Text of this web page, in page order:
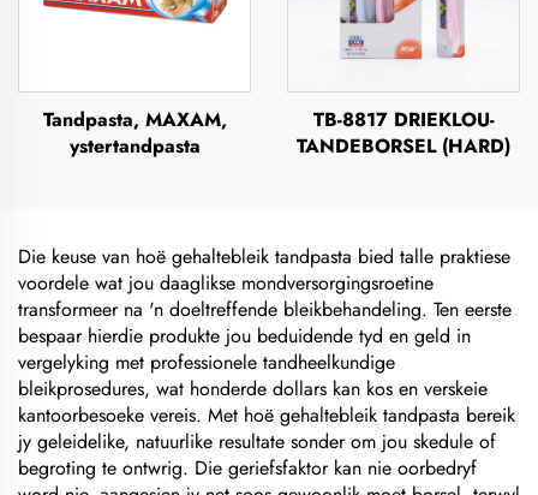
Tandpasta, MAXAM,
ystertandpasta
TB-8817 DRIEKLOU-
TANDEBORSEL (HARD)
Die keuse van hoë gehaltebleik tandpasta bied talle praktiese
voordele wat jou daaglikse mondversorgingsroetine
transformeer na 'n doeltreffende bleikbehandeling. Ten eerste
bespaar hierdie produkte jou beduidende tyd en geld in
vergelyking met professionele tandheelkundige
bleikprosedures, wat honderde dollars kan kos en verskeie
kantoorbesoeke vereis. Met hoë gehaltebleik tandpasta bereik
jy geleidelike, natuurlike resultate sonder om jou skedule of
begroting te ontwrig. Die geriefsfaktor kan nie oorbedryf